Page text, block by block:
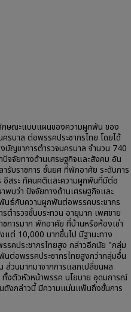
ษณะแบบแผนของความผูกพัน ของ
รบาล ต่อพรรคประชากรไทย โดยได้
บัญชาการตำรวจนครบาล จำนวน 740
จจัยทางด้านเศรษฐกิจและสังคม อัน
รับราชการ ชั้นยศ ที่พักอาศัย ระดับการ
อิสระ ทัศนคติและความผูกพันที่มีต่อ
พบว่า ปัจจัยทางด้านเศรษฐกิจและ
นธ์กับความผูกพันต่อพรรคบระชากร
ตำรวจชั้นบระทวน อายุมาก เพศชาย
การมาก พักอาศัย ที่บ้านหรือห้องเช่า
แต่ 10,000 บาทขึ้นไป มีฐานะทาง
รคประชากรไทยสูง กล่าวอีกนัย "กลุ่ม
นต่อพรรคประชากรไทยสูงกว่ากลุ่มอื่น
ส่วนมากมาจากการแลกเปลี่ยนผล
ทั้งตัวหัวหน้าพรรค นโยบาย อุดมการณ์
งกล่าวนี้ มีความแน่นแฟ้นถึงขั้นการ